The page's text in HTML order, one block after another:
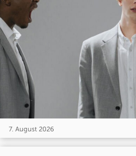
7. August 2026